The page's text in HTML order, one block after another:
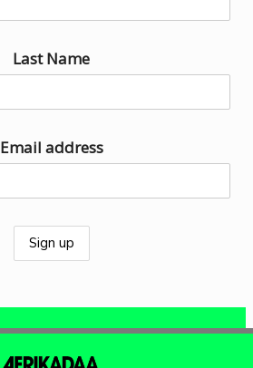
d
o
Last Name
Email address